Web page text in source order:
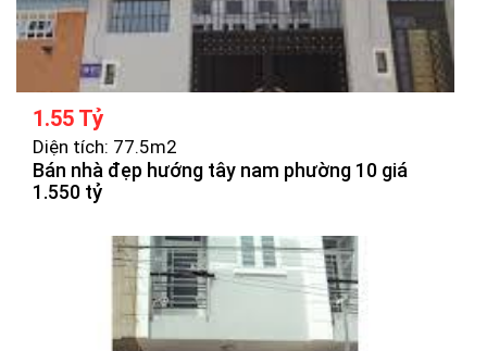
1.55 Tỷ
Diện tích: 77.5m2
Bán nhà đẹp hướng tây nam phường 10 giá
1.550 tỷ